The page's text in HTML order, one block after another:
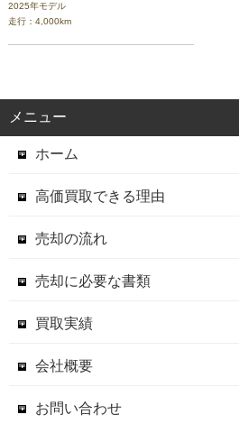
2025年モデル
走行：4,000km
メニュー
ホーム
高価買取できる理由
売却の流れ
売却に必要な書類
買取実績
会社概要
お問い合わせ